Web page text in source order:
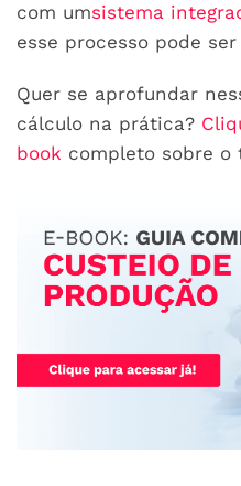
com umsistema
esse processo pode
Quer se aprofundar
cálculo na prática?
book completo sobre o